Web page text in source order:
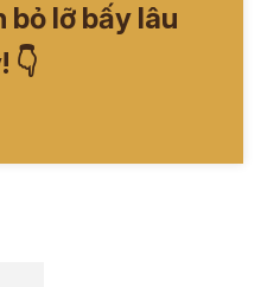
bỏ lỡ bấy lâu
👇